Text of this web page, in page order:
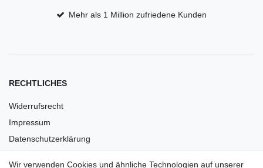
Mehr als 1 Million zufriedene Kunden
RECHTLICHES
Widerrufsrecht
Impressum
Datenschutzerklärung
Wir verwenden Cookies und ähnliche Technologien auf unserer